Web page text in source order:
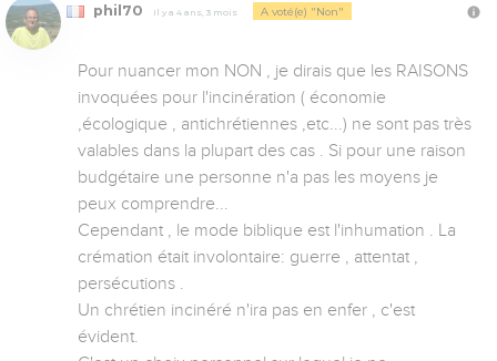
phil70 Il y a 4 ans, 3 mois A voté(e) "Non"
Pour nuancer mon NON , je dirais que les RAISONS
invoquées pour l'incinération ( économie
,écologique , antichrétiennes ,etc...) ne sont pas très
valables dans la plupart des cas . Si pour une raison
budgétaire une personne n'a pas les moyens je
peux comprendre...
Cependant , le mode biblique est l'inhumation . La
crémation était involontaire: guerre , attentat ,
persécutions .
Un chrétien incinéré n'ira pas en enfer , c'est
évident.